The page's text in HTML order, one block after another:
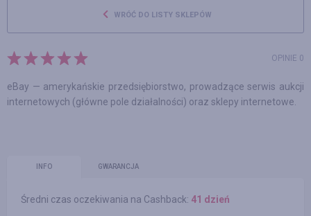
WRÓĆ DO LISTY SKLEPÓW
OPINIE 0
eBay — amerykańskie przedsiębiorstwo, prowadzące serwis aukcji
internetowych (główne pole działalności) oraz sklepy internetowe.
INFO GWARANCJA
Średni czas oczekiwania na Cashback: 41 dzień